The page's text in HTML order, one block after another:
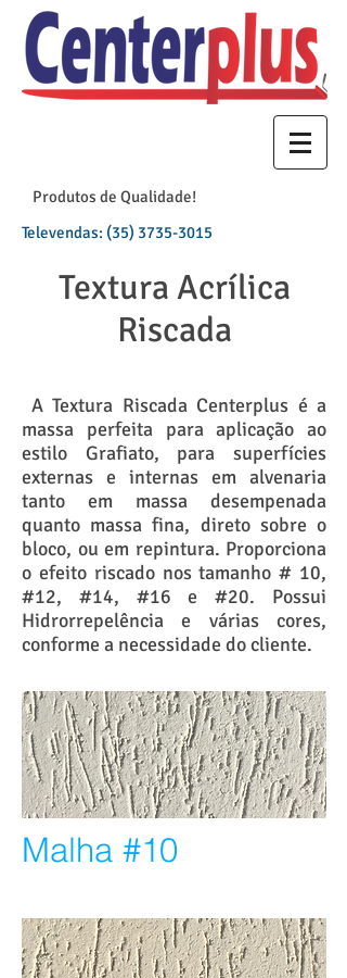
Produtos de Qualidade!
Televendas: (35) 3735-3015
Textura Acrílica
Riscada
A Textura Riscada Centerplus é a
massa perfeita para aplicação ao
estilo Grafiato, para superfícies
externas e internas em alvenaria
tanto em massa desempenada
quanto massa fina, direto sobre o
bloco, ou em repintura. Proporciona
o efeito riscado nos tamanho # 10,
#12, #14, #16 e #20. Possui
Hidrorrepelência e várias cores,
conforme a necessidade do cliente.
Malha #10